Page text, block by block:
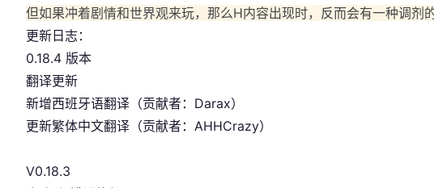
但如果冲着剧情和世界观来玩，那么H内容出现时，反而会有一种调剂的
更新日志：
0.18.4 版本
翻译更新
新增西班牙语翻译（贡献者：Darax）
更新繁体中文翻译（贡献者：AHHCrazy）
V0.18.3